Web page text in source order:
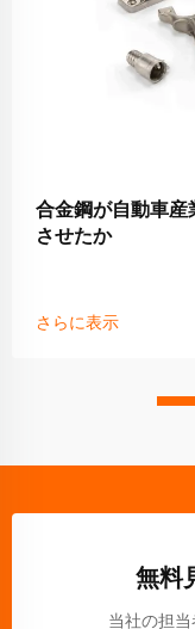
合金鋼が自動車産
させたか
さらに表示
無料
当社の担当